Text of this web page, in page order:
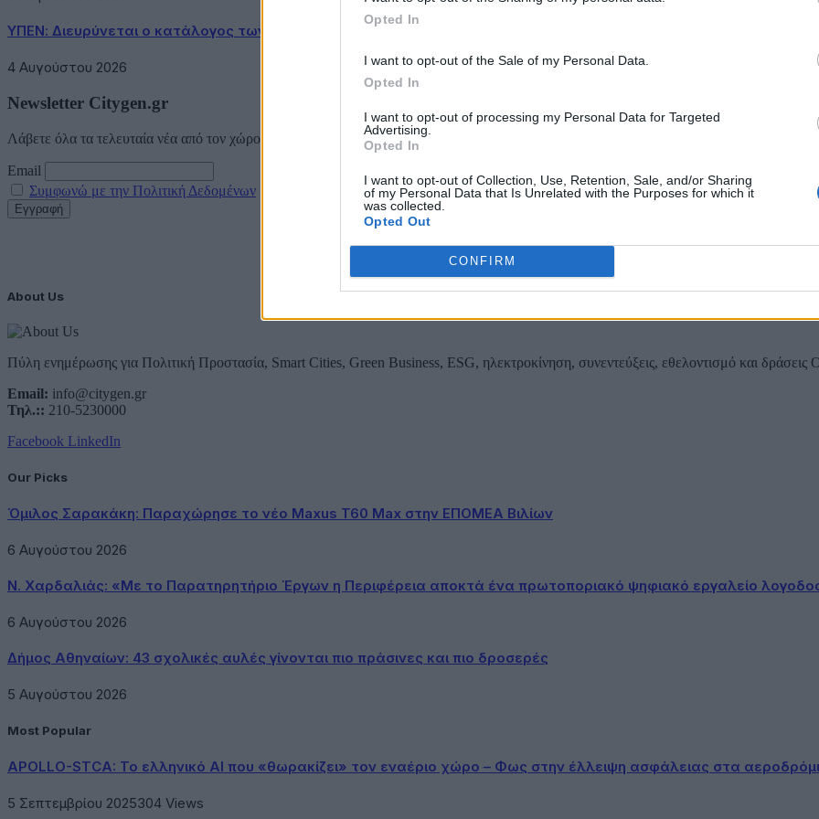
Opted In
I want to opt-out of the Sale of my Personal Data.
Opted In
I want to opt-out of processing my Personal Data for Targeted
Advertising.
Opted In
I want to opt-out of Collection, Use, Retention, Sale, and/or Sharing
of my Personal Data that Is Unrelated with the Purposes for which it
was collected.
Opted Out
CONFIRM
ΥΠΕΝ: Διευρύνεται ο κατάλογος των Προστατευόμενων Τοπίων σε 12
4 Αυγούστου 2026
Newsletter Citygen.gr
Λάβετε όλα τα τελευταία νέα από τον χώρο της Πολιτικής Προστασίας, του ESG, του Green Business και των ΟΤΑ
Email
Συμφωνώ με την Πολιτική Δεδομένων
About Us
Πύλη ενημέρωσης για Πολιτική Προστασία, Smart Cities, Green Business, ESG, ηλεκτροκίνηση, συνεντεύξεις, εθελοντισμό και
Email: info@citygen.gr
Τηλ.:: 210-5230000
Facebook LinkedIn
Our Picks
Όμιλος Σαρακάκη: Παραχώρησε το νέο Maxus T60 Max στην ΕΠΟΜΕΑ Βιλίων
6 Αυγούστου 2026
Ν. Χαρδαλιάς: «Με το Παρατηρητήριο Έργων η Περιφέρεια αποκτά ένα πρωτοποριακό ψηφιακό εργαλείο
6 Αυγούστου 2026
Δήμος Αθηναίων: 43 σχολικές αυλές γίνονται πιο πράσινες και πιο δροσερές
5 Αυγούστου 2026
Most Popular
APOLLO-STCA: Το ελληνικό AI που «θωρακίζει» τον εναέριο χώρο – Φως στην έλλειψη ασφάλειας στα
5 Σεπτεμβρίου 2025304 Views